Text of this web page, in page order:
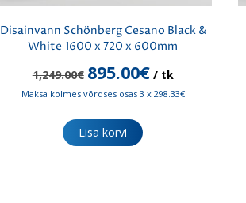
Disainvann Schönberg Cesano Black &
White 1600 x 720 x 600mm
1,249.00€ Algne
hind
oli:
895.00€Praegune
hind
on:
/ tk
Maksa kolmes võrdses osas 3 x 298.33€
Lisa korvi